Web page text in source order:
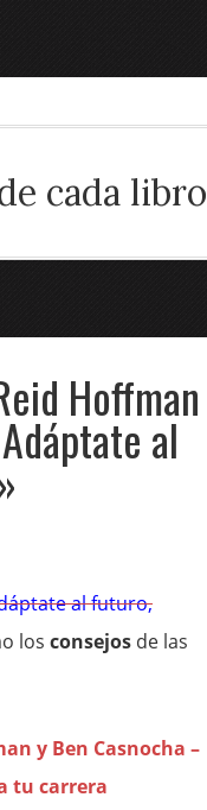
cada libro
Hoffman
al
al futuro,
los consejos de las
y Ben Casnocha –
tu carrera